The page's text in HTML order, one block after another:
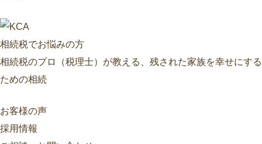
相続税でお悩みの方
相続税のプロ（税理士）が教える、残された家族を幸せにする
ための相続
お客様の声
採用情報